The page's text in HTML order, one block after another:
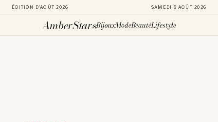
ÉDITION D'AOÛT 2026 SAMEDI 8 AOÛT 2026
AmberStarsBijouxModeBeautéLifestyle